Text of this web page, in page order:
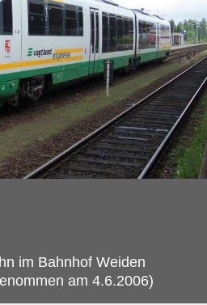
im Bahnhof Weiden
am 4.6.2006)